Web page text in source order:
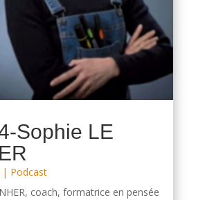
Sophie LE
| Podcast
coach, formatrice en pensée